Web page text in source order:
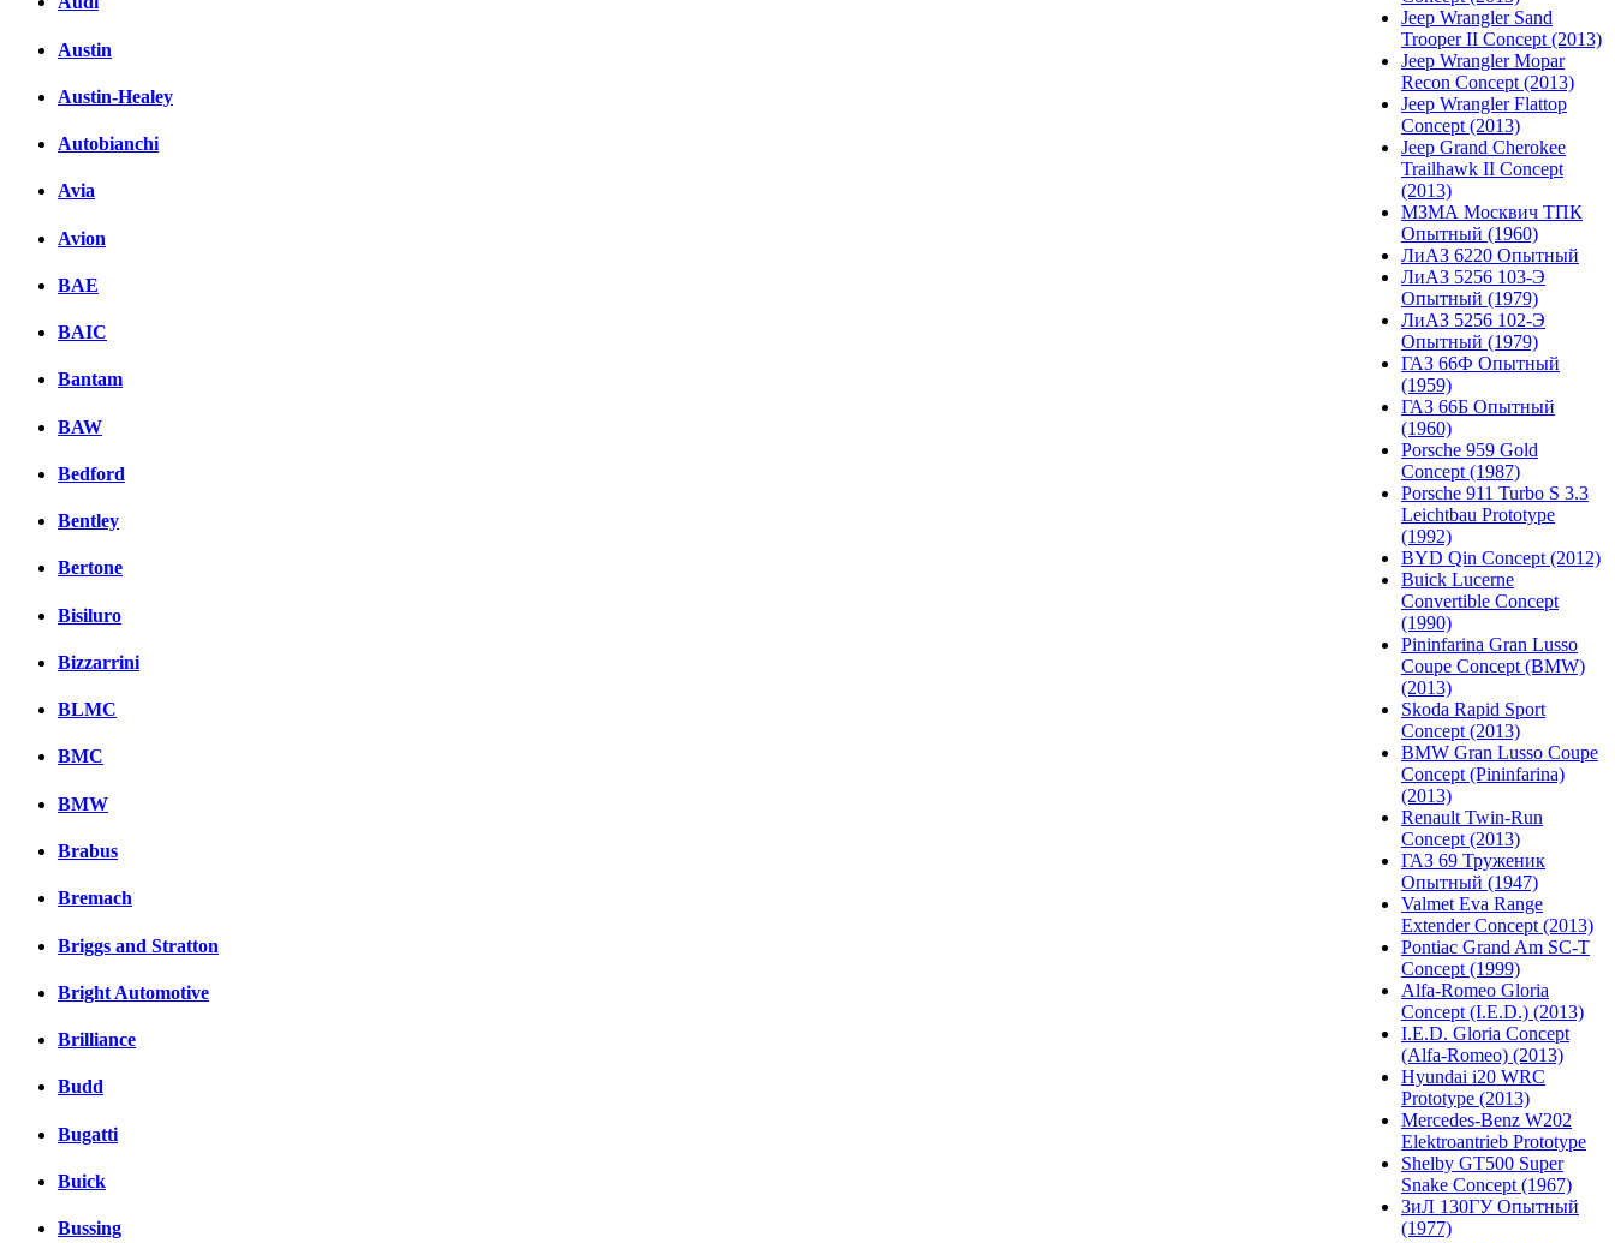
Austin
Austin-Healey
Autobianchi
Avia
Avion
BAE
BAIC
Bantam
BAW
Bedford
Bentley
Bertone
Bisiluro
Bizzarrini
BLMC
BMC
BMW
Brabus
Bremach
Briggs and Stratton
Bright Automotive
Brilliance
Budd
Bugatti
Buick
Bussing
Jeep Wrangler Sand
Trooper II Concept (2013)
Jeep Wrangler Mopar
Recon Concept (2013)
Jeep Wrangler Flattop
Concept (2013)
Jeep Grand Cherokee
Trailhawk II Concept
(2013)
МЗМА Москвич ТПК
Опытный (1960)
ЛиАЗ 6220 Опытный
ЛиАЗ 5256 103-Э
Опытный (1979)
ЛиАЗ 5256 102-Э
Опытный (1979)
ГАЗ 66Ф Опытный
(1959)
ГАЗ 66Б Опытный
(1960)
Porsche 959 Gold
Concept (1987)
Porsche 911 Turbo S 3.3
Leichtbau Prototype
(1992)
BYD Qin Concept (2012)
Buick Lucerne
Convertible Concept
(1990)
Pininfarina Gran Lusso
Coupe Concept (BMW)
(2013)
Skoda Rapid Sport
Concept (2013)
BMW Gran Lusso Coupe
Concept (Pininfarina)
(2013)
Renault Twin-Run
Concept (2013)
ГАЗ 69 Труженик
Опытный (1947)
Valmet Eva Range
Extender Concept (2013)
Pontiac Grand Am SC-T
Concept (1999)
Alfa-Romeo Gloria
Concept (I.E.D.) (2013)
I.E.D. Gloria Concept
(Alfa-Romeo) (2013)
Hyundai i20 WRC
Prototype (2013)
Mercedes-Benz W202
Elektroantrieb Prototype
Shelby GT500 Super
Snake Concept (1967)
ЗиЛ 130ГУ Опытный
(1977)